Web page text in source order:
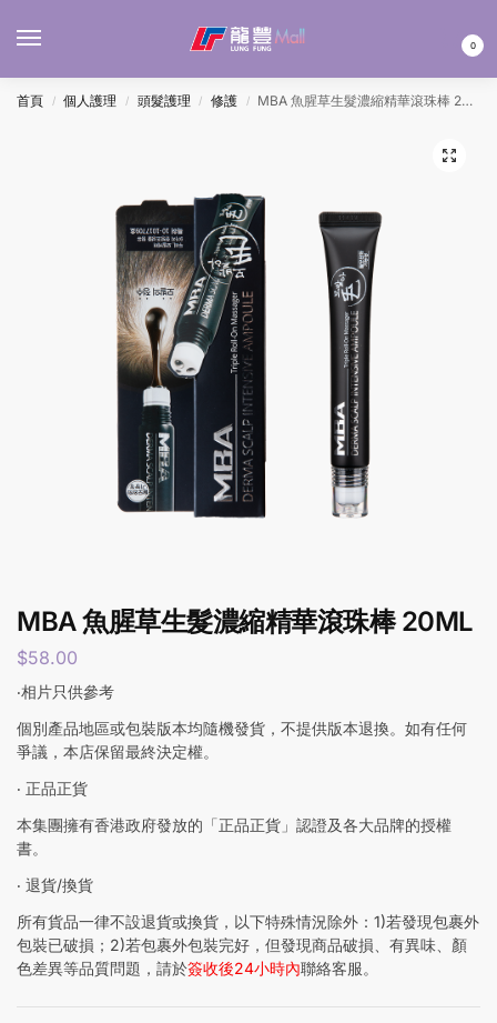
0
首頁 / 個人護理 / 頭髮護理 / 修護 / MBA 魚腥草生髮濃縮精華滾珠棒 20ML
MBA 魚腥草生髮濃縮精華滾珠棒 20ML
$58.00
‧相片只供參考
個別產品地區或包裝版本均隨機發貨，不提供版本退換。如有任何
爭議，本店保留最終決定權。
‧ 正品正貨
本集團擁有香港政府發放的「正品正貨」認證及各大品牌的授權
書。
‧ 退貨/換貨
所有貨品一律不設退貨或換貨，以下特殊情況除外：1)若發現包裹外
包裝已破損；2)若包裹外包裝完好，但發現商品破損、有異味、顏
色差異等品質問題，請於簽收後24小時內聯絡客服。